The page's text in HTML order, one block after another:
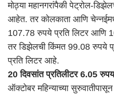
मोठ्या महानगरांपैकी पेट्रोल-
आहेत. तर कोलकाता आणि
107.78 रुपये प्रति लिटर आणि
तर डिझेलची किंमत 99.08 रुपये
प्रति लिटर आहे.
20 दिवसांत प्रतिलीटर 6.05
ऑक्टोबर महिन्याच्या